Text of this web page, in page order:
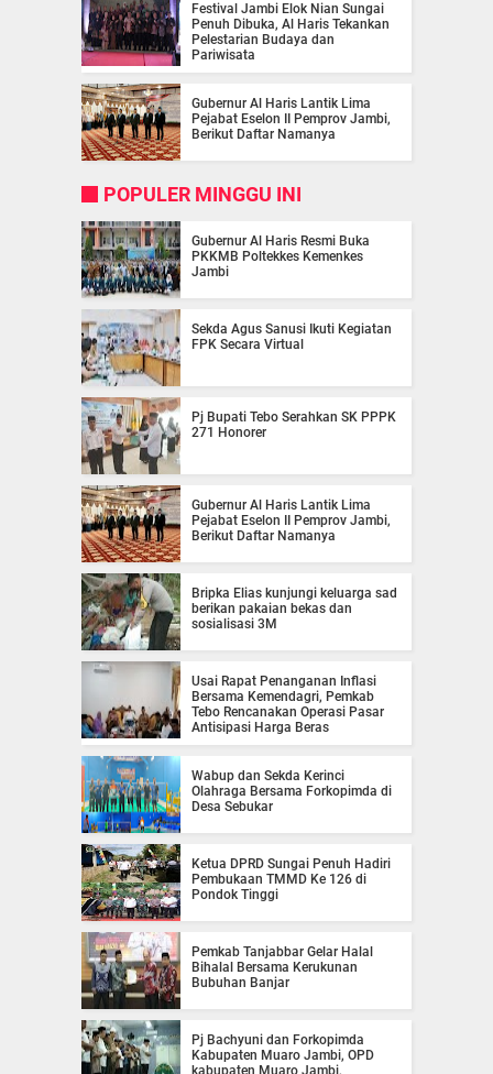
Festival Jambi Elok Nian Sungai
Penuh Dibuka, Al Haris Tekankan
Pelestarian Budaya dan
Pariwisata
Gubernur Al Haris Lantik Lima
Pejabat Eselon II Pemprov Jambi,
Berikut Daftar Namanya
POPULER MINGGU INI
Gubernur Al Haris Resmi Buka
PKKMB Poltekkes Kemenkes
Jambi
Sekda Agus Sanusi Ikuti Kegiatan
FPK Secara Virtual
Pj Bupati Tebo Serahkan SK PPPK
271 Honorer
Gubernur Al Haris Lantik Lima
Pejabat Eselon II Pemprov Jambi,
Berikut Daftar Namanya
Bripka Elias kunjungi keluarga sad
berikan pakaian bekas dan
sosialisasi 3M
Usai Rapat Penanganan Inflasi
Bersama Kemendagri, Pemkab
Tebo Rencanakan Operasi Pasar
Antisipasi Harga Beras
Wabup dan Sekda Kerinci
Olahraga Bersama Forkopimda di
Desa Sebukar
Ketua DPRD Sungai Penuh Hadiri
Pembukaan TMMD Ke 126 di
Pondok Tinggi
Pemkab Tanjabbar Gelar Halal
Bihalal Bersama Kerukunan
Bubuhan Banjar
Pj Bachyuni dan Forkopimda
Kabupaten Muaro Jambi, OPD
kabupaten Muaro Jambi,